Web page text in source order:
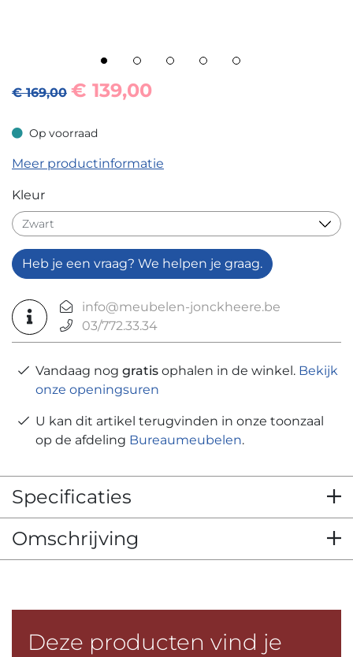
€ 169,00 € 139,00
Op voorraad
Op voorraad
Meer productinformatie
Kleur
Heb je een vraag? We helpen je graag.
info@meubelen-jonckheere.be
03/772.33.34
Vandaag nog gratis ophalen in de winkel. Bekijk
onze openingsuren
U kan dit artikel terugvinden in onze toonzaal
op de afdeling Bureaumeubelen.
Specificaties
Omschrijving
Deze producten vind je